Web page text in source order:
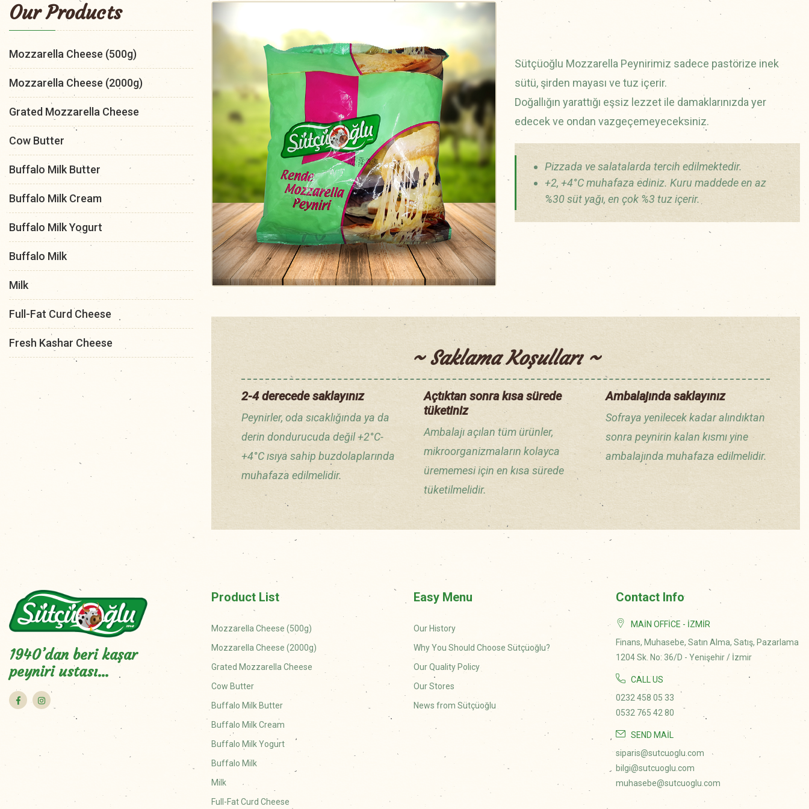
Our Products
Mozzarella Cheese (500g)
Mozzarella Cheese (2000g)
Grated Mozzarella Cheese
Cow Butter
Buffalo Milk Butter
Buffalo Milk Cream
Buffalo Milk Yogurt
Buffalo Milk
Milk
Full-Fat Curd Cheese
Fresh Kashar Cheese
Sütçüoğlu Mozzarella Peynirimiz sadece pastörize inek
sütü, şirden mayası ve tuz içerir.
Doğallığın yarattığı eşsiz lezzet ile damaklarınızda yer
edecek ve ondan vazgeçemeyeceksiniz.
Pizzada ve salatalarda tercih edilmektedir.
+2, +4°C muhafaza ediniz. Kuru maddede en az
%30 süt yağı, en çok %3 tuz içerir.
~ Saklama Koşulları ~
2-4 derecede saklayınız
Peynirler, oda sıcaklığında ya da
derin dondurucuda değil +2°C-
+4°C ısıya sahip buzdolaplarında
muhafaza edilmelidir.
Açtıktan sonra kısa sürede
tüketiniz
Ambalajı açılan tüm ürünler,
mikroorganizmaların kolayca
ürememesi için en kısa sürede
tüketilmelidir.
Ambalajında saklayınız
Sofraya yenilecek kadar alındıktan
sonra peynirin kalan kısmı yine
ambalajında muhafaza edilmelidir.
1940’dan beri kaşar
peyniri ustası…
Product List
Mozzarella Cheese (500g)
Mozzarella Cheese (2000g)
Grated Mozzarella Cheese
Cow Butter
Buffalo Milk Butter
Buffalo Milk Cream
Buffalo Milk Yogurt
Buffalo Milk
Milk
Full-Fat Curd Cheese
Easy Menu
Our History
Why You Should Choose Sütçüoğlu?
Our Quality Policy
Our Stores
News from Sütçüoğlu
Contact Info
MAIN OFFICE - İZMIR
Finans, Muhasebe, Satın Alma, Satış, Pazarlama
1204 Sk. No: 36/D - Yenişehir / İzmir
CALL US
0232 458 05 33
0532 765 42 80
SEND MAIL
siparis@sutcuoglu.com
bilgi@sutcuoglu.com
muhasebe@sutcuoglu.com